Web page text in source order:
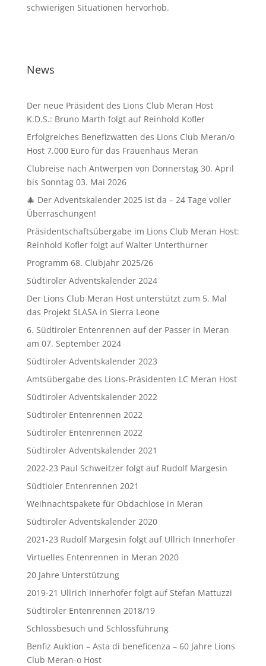
schwierigen Situationen hervorhob.
News
Der neue Präsident des Lions Club Meran Host
K.D.S.: Bruno Marth folgt auf Reinhold Kofler
Erfolgreiches Benefizwatten des Lions Club Meran/o
Host 7.000 Euro für das Frauenhaus Meran
Clubreise nach Antwerpen von Donnerstag 30. April
bis Sonntag 03. Mai 2026
🎄 Der Adventskalender 2025 ist da – 24 Tage voller
Überraschungen!
Präsidentschaftsübergabe im Lions Club Meran Host:
Reinhold Kofler folgt auf Walter Unterthurner
Programm 68. Clubjahr 2025/26
Südtiroler Adventskalender 2024
Der Lions Club Meran Host unterstützt zum 5. Mal
das Projekt SLASA in Sierra Leone
6. Südtiroler Entenrennen auf der Passer in Meran
am 07. September 2024
Südtiroler Adventskalender 2023
Amtsübergabe des Lions-Präsidenten LC Meran Host
Südtiroler Adventskalender 2022
Südtiroler Entenrennen 2022
Südtiroler Entenrennen 2022
Südtiroler Adventskalender 2021
2022-23 Paul Schweitzer folgt auf Rudolf Margesin
Südtioler Entenrennen 2021
Weihnachtspakete für Obdachlose in Meran
Südtiroler Adventskalender 2020
2021-23 Rudolf Margesin folgt auf Ullrich Innerhofer
Virtuelles Entenrennen in Meran 2020
20 Jahre Unterstützung
2019-21 Ullrich Innerhofer folgt auf Stefan Mattuzzi
Südtiroler Entenrennen 2018/19
Schlossbesuch und Schlossführung
Benfiz Auktion – Asta di beneficenza – 60 Jahre Lions
Club Meran-o Host